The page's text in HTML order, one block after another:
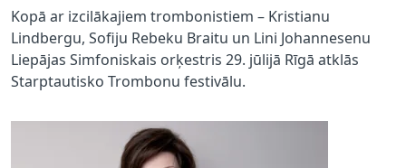
Kopā ar izcilākajiem trombonistiem – Kristianu
Lindbergu, Sofiju Rebeku Braitu un Lini Johannesenu
Liepājas Simfoniskais orķestris 29. jūlijā Rīgā atklās
Starptautisko Trombonu festivālu.